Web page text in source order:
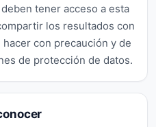
tener acceso a esta
los resultados con
con precaución y de
de protección de datos.